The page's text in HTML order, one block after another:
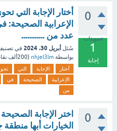
0
تصويتات
1
إجابة
أختار الإجابة التي
الإعرابية الصحيحة:
عدد من ............
سُئل أبريل 30، 2024 في
بواسطة nhjel3lm
(200ألف
أختار الإجابة التي
الإعرابية
الصحيحة في
من
0
اختر الإجابة
الخيارات أبها